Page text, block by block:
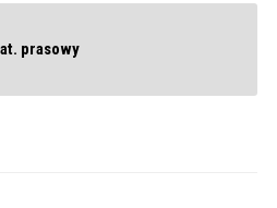
prasowy